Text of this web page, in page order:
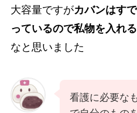
大容量ですがカバンはす
っているので私物を入れ
なと思いました
看護に必要な